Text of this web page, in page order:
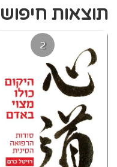
תוצאות חיפוש
2